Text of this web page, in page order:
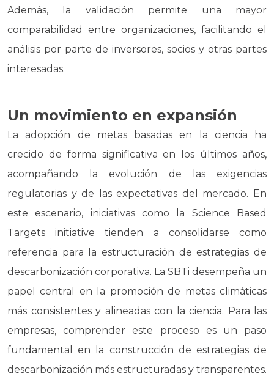
Además, la validación permite una mayor
comparabilidad entre organizaciones, facilitando el
análisis por parte de inversores, socios y otras partes
interesadas.
Un movimiento en expansión
La adopción de metas basadas en la ciencia ha
crecido de forma significativa en los últimos años,
acompañando la evolución de las exigencias
regulatorias y de las expectativas del mercado. En
este escenario, iniciativas como la Science Based
Targets initiative tienden a consolidarse como
referencia para la estructuración de estrategias de
descarbonización corporativa. La SBTi desempeña un
papel central en la promoción de metas climáticas
más consistentes y alineadas con la ciencia. Para las
empresas, comprender este proceso es un paso
fundamental en la construcción de estrategias de
descarbonización más estructuradas y transparentes.